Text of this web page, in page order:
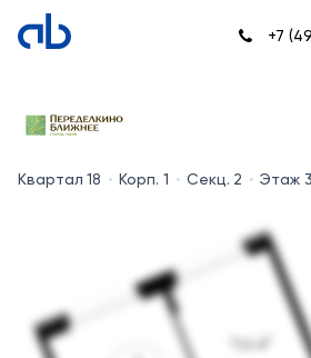
+7
Квартал 18 Корп. 1 Секц. 2 Этаж 3